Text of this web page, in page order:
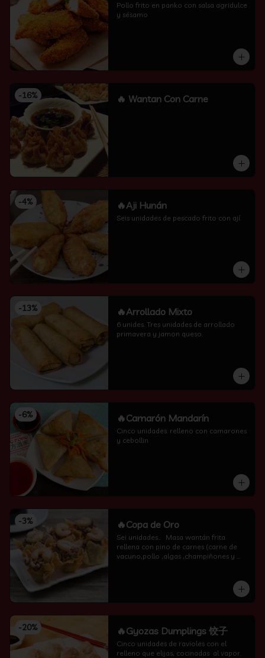
Pollo frito en panko con salsa agridulce
y sésamo
-16% 🔥 Wantan Con Carne
-4% 🔥Aji Hunán
Seis unidades de pescado frito con ají.
-13% 🔥Arrollado Mixto
6 unides. Tres unidades de arrollado
primavera y jamon queso.
-6% 🔥Camarón Mandarín
Cinco unidades. relleno con camarones
y cebollin
-3% 🔥Copa de Oro
Sei unidades..   Masa wantán frita
rellena con pino de carnes (carne de
vacuno,pollo ,algas ,champiñones y
-20% 🔥Gyozas Dumplings 饺子
Cinco unidades de ravioles con el
relleno que elijas, cocinadas  al vapor.